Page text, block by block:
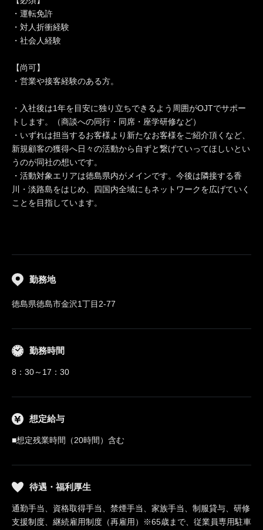
・運転免許
・対人折衝経験
・社会人経験
【尚可】
・営業や接客経験のある方。
・入社後は1年を目安に独り立ちできるよう周囲がOJTでサポー
トします。（商談への同行・同席・座学研修など）
・いずれは担当するお客様より新たなお客様をご紹介頂くなど、
新規顧客の獲得へ日々の活動から自ずと繋げていってほしいとい
うのが同社の想いです。
・活動対象エリアは徳島県内がメインです。今後は隣接する香
川・淡路島をはじめ、四国内全域にもネットワークを広げていく
ことを目指しています。
勤務地
徳島県徳島市金沢1丁目2-77
勤務時間
8：30～17：30
想定給与
■想定残業時間（20時間）含む
待遇・福利厚生
通勤手当、資格取得手当、禁煙手当、家族手当、制服貸与、研修
支援制度、継続雇用制度（再雇用）※65歳まで、従業員専用駐車